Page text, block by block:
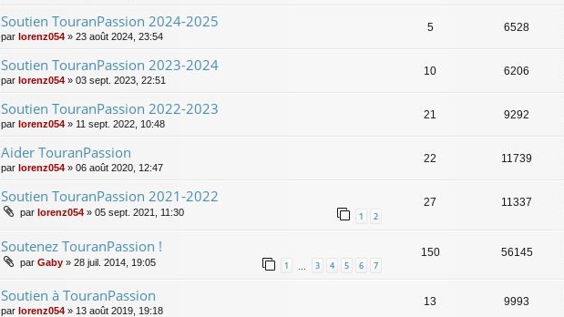
Soutien TouranPassion 2024-2025
par lorenz054 » 23 août 2024, 23:54
5 6528
Soutien TouranPassion 2023-2024
par lorenz054 » 03 sept. 2023, 22:51
10 6206
Soutien TouranPassion 2022-2023
par lorenz054 » 11 sept. 2022, 10:48
21 9292
Aider TouranPassion
par lorenz054 » 06 août 2020, 12:47
22 11739
Soutien TouranPassion 2021-2022
par lorenz054 » 05 sept. 2021, 11:30 1 2
27 11337
Soutenez TouranPassion !
par Gaby » 28 juil. 2014, 19:05 1 3 4 5 6 7
150 56145
Soutien à TouranPassion
par lorenz054 » 13 août 2019, 19:18
13 9993